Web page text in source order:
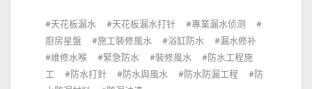
天花板漏水 天花板漏水打针
專業漏水侦测
廚房星盤
施工裝修風水 浴缸防水
漏水修补
維修水喉
緊急防水 裝修風水
防水工程施
工
防水打針 防水與風水 防水防漏工程
防